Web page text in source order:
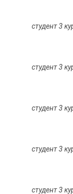
студент 3
студент 3
студент 3
студент 3
студент 3